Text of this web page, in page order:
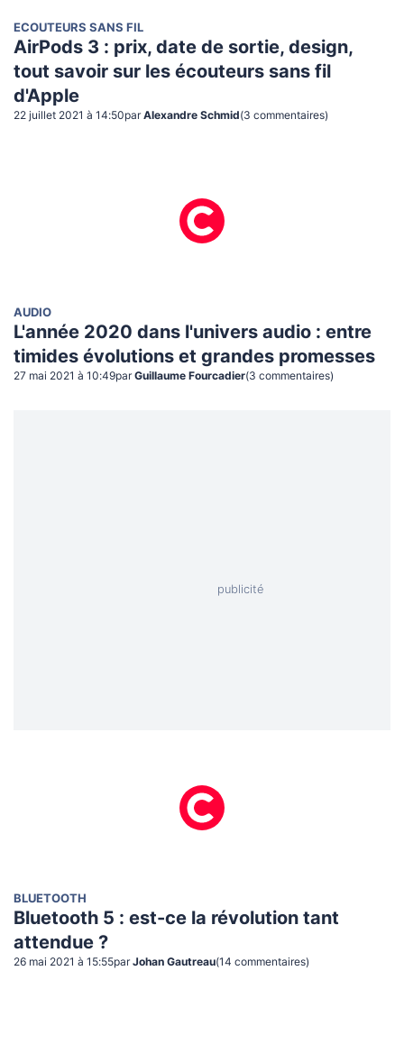
ECOUTEURS SANS FIL
AirPods 3 : prix, date de sortie, design,
tout savoir sur les écouteurs sans fil
d'Apple
22 juillet 2021 à 14:50par Alexandre Schmid(3 commentaires)
AUDIO
L'année 2020 dans l'univers audio : entre
timides évolutions et grandes promesses
27 mai 2021 à 10:49par Guillaume Fourcadier(3 commentaires)
BLUETOOTH
Bluetooth 5 : est-ce la révolution tant
attendue ?
26 mai 2021 à 15:55par Johan Gautreau(14 commentaires)